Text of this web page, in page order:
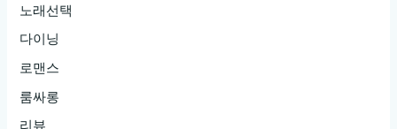
노래선택
다이닝
로맨스
룸싸롱